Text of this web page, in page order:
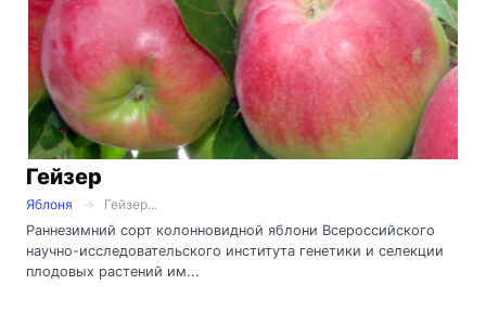
Гейзер
Яблоня
Гейзер...
Раннезимний сорт колонновидной яблони Всероссийского
научно-исследовательского института генетики и селекции
плодовых растений им...